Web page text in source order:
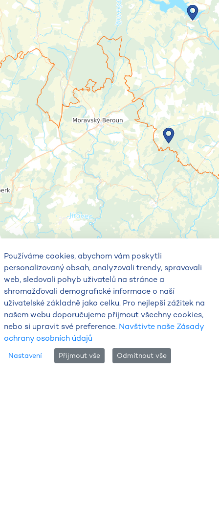
Používáme cookies, abychom vám poskytli
personalizovaný obsah, analyzovali trendy, spravovali
web, sledovali pohyb uživatelů na stránce a
shromažďovali demografické informace o naší
uživatelské základně jako celku. Pro nejlepší zážitek na
našem webu doporučujeme přijmout všechny cookies,
nebo si upravit své preference. Navštivte naše Zásady
ochrany osobních údajů
Nastavení Přijmout vše Odmítnout vše